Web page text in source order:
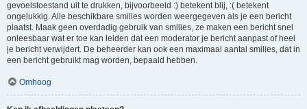
gevoelstoestand uit te drukken, bijvoorbeeld :) betekent blij, :( betekent
ongelukkig. Alle beschikbare smilies worden weergegeven als je een bericht
plaatst. Maak geen overdadig gebruik van smilies, ze maken een bericht snel
onleesbaar wat er toe kan leiden dat een moderator je bericht aanpast of heel
je bericht verwijdert. De beheerder kan ook een maximaal aantal smilies, dat in
een bericht gebruikt mag worden, bepaald hebben.
Omhoog